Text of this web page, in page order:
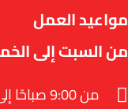
مواعيد العمل
من السبت إلى
من 9:00 صباحًا إلى 9:00 مساءً